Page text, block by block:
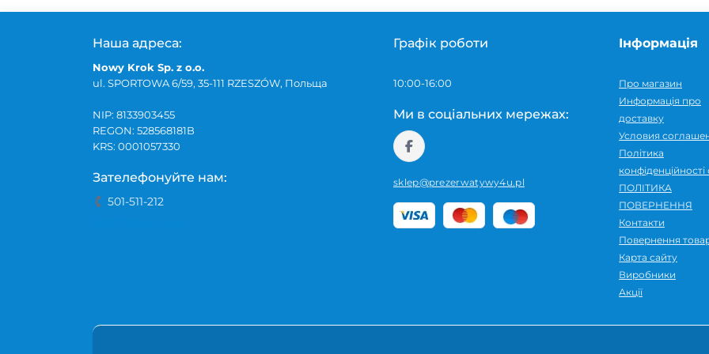
Наша адреса:
Nowy Krok Sp. z o.o.
ul. SPORTOWA 6/59, 35-111 RZESZÓW, Польща
NIP: 8133903455
REGON: 528568181B
KRS: 0001057330
Зателефонуйте нам:
501-511-212
Графік роботи
10:00-16:00
Ми в соціальних мережах:
sklep@prezerwatywy4u.pl
Інформація
Про магазин
Информація про
доставку
Условия
Політика
конфіденційності
ПОЛІТИКА
ПОВЕРНЕННЯ
Контакти
Повернення
Карта сайту
Виробники
Акції